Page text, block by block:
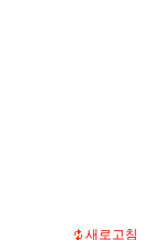
새로고침